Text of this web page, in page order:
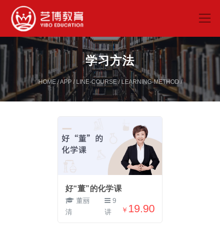
学习方法
HOME/APP/ LINE-COURSE/ LEARNING-METHOD /
好“董”的化学课
董丽
清
9
讲
￥ 19.90